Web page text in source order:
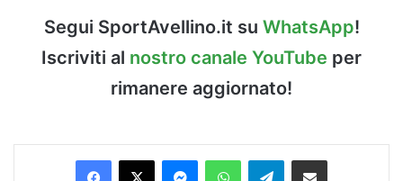
Segui SportAvellino.it su WhatsApp!
Iscriviti al nostro canale YouTube per
rimanere aggiornato!
Facebook
X MessengerWhatsAppTelegramCondividi via Email